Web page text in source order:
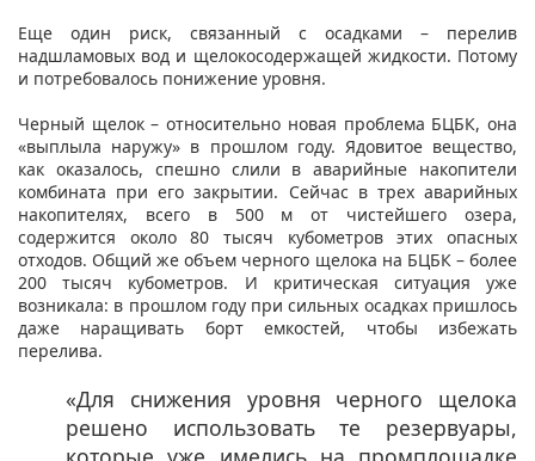
Еще один риск, связанный с осадками – перелив
надшламовых вод и щелокосодержащей жидкости. Потому
и потребовалось понижение уровня.
Черный щелок – относительно новая проблема БЦБК, она
«выплыла наружу» в прошлом году. Ядовитое вещество,
как оказалось, спешно слили в аварийные накопители
комбината при его закрытии. Сейчас в трех аварийных
накопителях, всего в 500 м от чистейшего озера,
содержится около 80 тысяч кубометров этих опасных
отходов. Общий же объем черного щелока на БЦБК – более
200 тысяч кубометров. И критическая ситуация уже
возникала: в прошлом году при сильных осадках пришлось
даже наращивать борт емкостей, чтобы избежать
перелива.
«Для снижения уровня черного щелока
решено использовать те резервуары,